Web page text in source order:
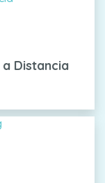
Distancia